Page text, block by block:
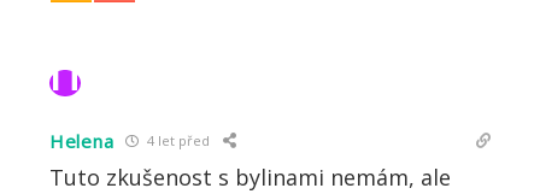
h
Helena 4 let před
Tuto zkušenost s bylinami nemám, ale